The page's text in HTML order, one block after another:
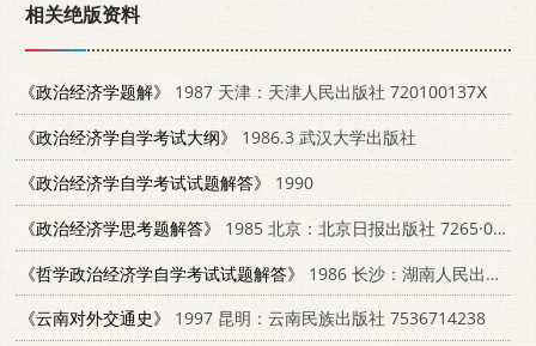
相关绝版资料
《政治经济学题解》
1987 天津：天津人民出版社 720100137Ⅹ
《政治经济学自学考试大纲》
1986.3 武汉大学出版社
《政治经济学自学考试试题解答》
1990
《政治经济学思考题解答》
1985 北京：北京日报出版社 7265·012
《哲学政治经济学自学考试试题解答》
1986 长沙：湖南人民出版社 7109·1398
《云南对外交通史》
1997 昆明：云南民族出版社 7536714238